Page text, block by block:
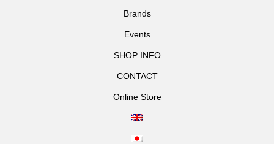
Brands
Events
SHOP INFO
CONTACT
Online Store